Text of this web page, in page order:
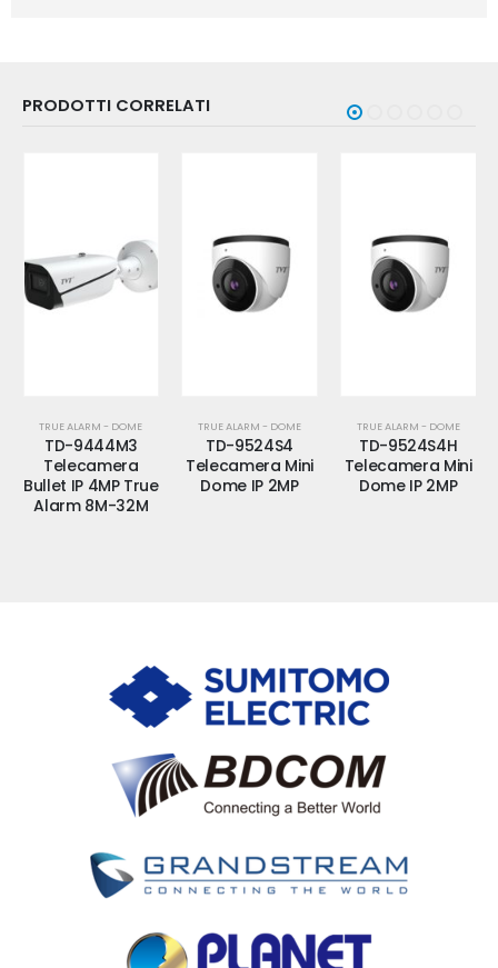
PRODOTTI CORRELATI
TRUE ALARM - DOME
TD-9444M3
Telecamera
Bullet IP 4MP True
Alarm 8M-32M
TRUE ALARM - DOME
TD-9524S4
Telecamera Mini
Dome IP 2MP
TRUE ALARM - DOME
TD-9524S4H
Telecamera Mini
Dome IP 2MP